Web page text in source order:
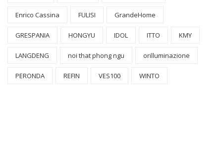
Enrico Cassina FULISI GrandeHome
GRESPANIA HONGYU IDOL ITTO KMY
LANGDENG noi that phong ngu orilluminazione
PERONDA REFIN VES100 WINTO